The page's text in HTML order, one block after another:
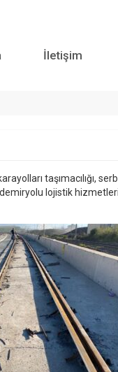
İletişim
taşımacılığı,
lojistik